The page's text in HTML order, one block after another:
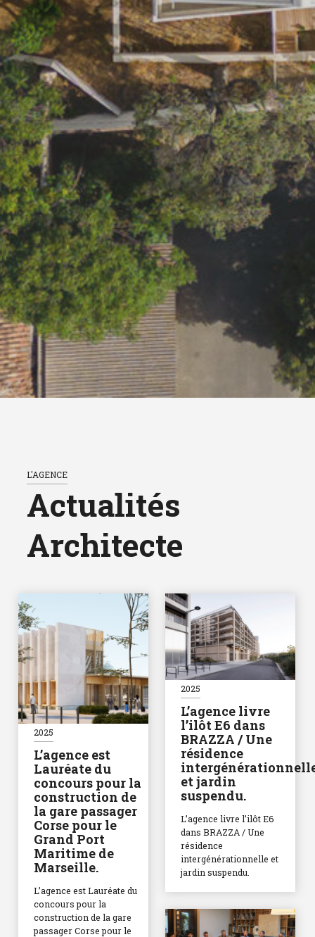
L'AGENCE
Actualités
Architecte
2025
L’agence est
Lauréate du
concours pour la
construction de
la gare passager
Corse pour le
Grand Port
Maritime de
Marseille.
L’agence est Lauréate du
concours pour la
construction de la gare
passager Corse pour le
2025
L’agence livre
l’ilôt E6 dans
BRAZZA / Une
résidence
et jardin
suspendu.
L’agence livre l’ilôt E6
dans BRAZZA / Une
résidence
intergénérationnelle et
jardin suspendu.